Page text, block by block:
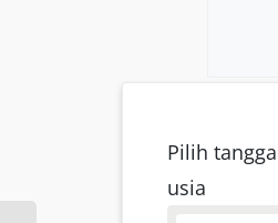
Pilih
usia